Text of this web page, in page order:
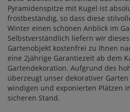
Pyramidenspitze mit Kugel ist
frostbeständig, so dass diese
Winter einen schönen Anblick im
Selbstverständlich liefern wir
Gartenobjekt kostenfrei zu Ihnen
eine 2jährige Garantiezeit ab dem
Gartendekoration. Aufgrund des
überzeugt unser dekorativer
windigen und exponierten Plätzen
sicheren Stand.